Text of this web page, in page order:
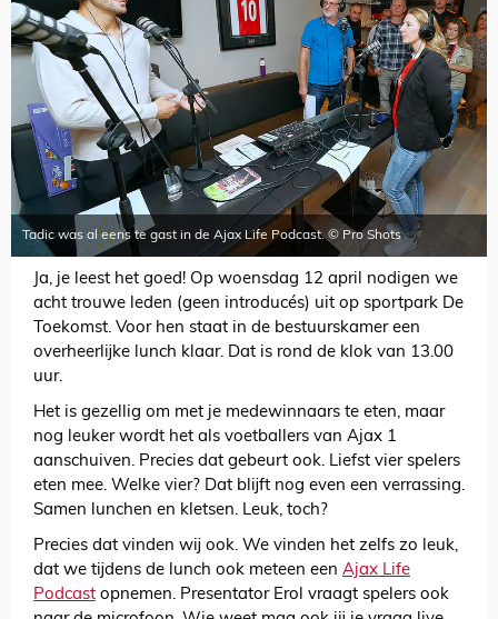
Tadic was al eens te gast in de Ajax Life Podcast. © Pro Shots
Ja, je leest het goed! Op woensdag 12 april nodigen we
acht trouwe leden (geen introducés) uit op sportpark De
Toekomst. Voor hen staat in de bestuurskamer een
overheerlijke lunch klaar. Dat is rond de klok van 13.00
uur.
Het is gezellig om met je medewinnaars te eten, maar
nog leuker wordt het als voetballers van Ajax 1
aanschuiven. Precies dat gebeurt ook. Liefst vier spelers
eten mee. Welke vier? Dat blijft nog even een verrassing.
Samen lunchen en kletsen. Leuk, toch?
Precies dat vinden wij ook. We vinden het zelfs zo leuk,
dat we tijdens de lunch ook meteen een Ajax Life
Podcast opnemen. Presentator Erol vraagt spelers ook